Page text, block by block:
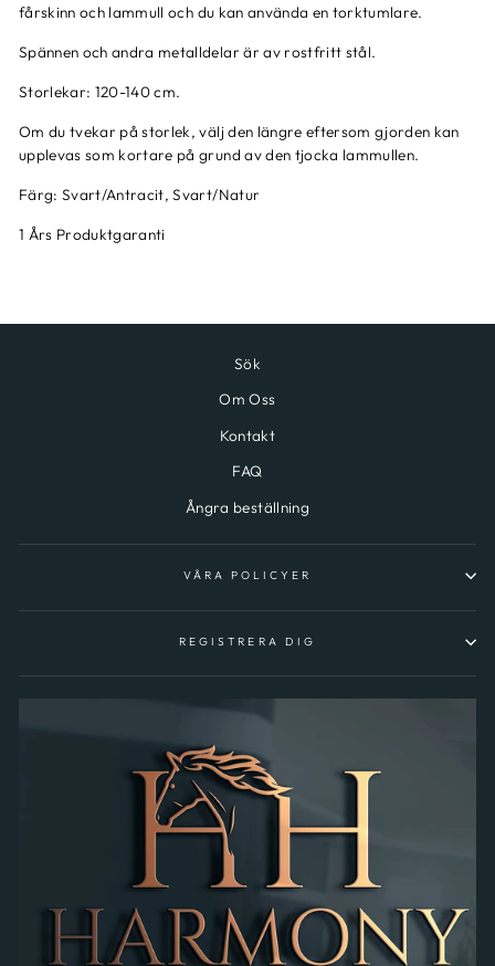
fårskinn och lammull och du kan använda en torktumlare.
Spännen och andra metalldelar är av rostfritt stål.
Storlekar: 120-140 cm.
Om du tvekar på storlek, välj den längre eftersom gjorden kan
upplevas som kortare på grund av den tjocka lammullen.
Färg: Svart/Antracit, Svart/Natur
1 Års Produktgaranti
Sök
Om Oss
Kontakt
FAQ
Ångra beställning
VÅRA POLICYER
REGISTRERA DIG